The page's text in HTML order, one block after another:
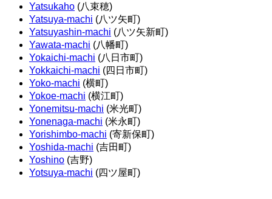
Yatsukaho (八束穂)
Yatsuya-machi (八ツ矢町)
Yatsuyashin-machi (八ツ矢新町)
Yawata-machi (八幡町)
Yokaichi-machi (八日市町)
Yokkaichi-machi (四日市町)
Yoko-machi (横町)
Yokoe-machi (横江町)
Yonemitsu-machi (米光町)
Yonenaga-machi (米永町)
Yorishimbo-machi (寄新保町)
Yoshida-machi (吉田町)
Yoshino (吉野)
Yotsuya-machi (四ツ屋町)